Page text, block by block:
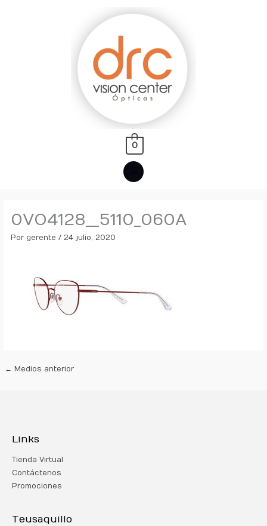
MENÚ
PRINCIPAL
0
0VO4128__5110_060A
Por gerente/24 julio, 2020
← Medios anterior
Links
Tienda Virtual
Contáctenos
Promociones
Teusaquillo